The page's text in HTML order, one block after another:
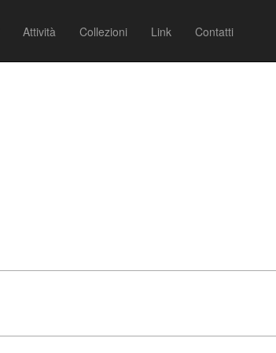
Attività Collezioni Link Contatti